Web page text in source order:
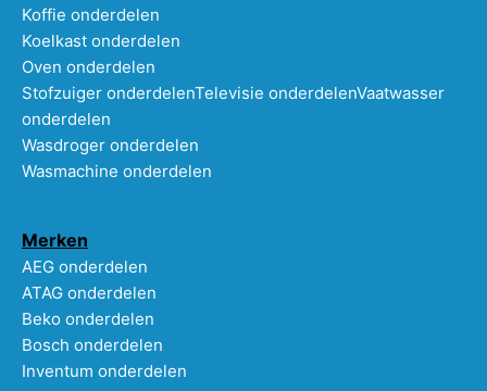
Koffie onderdelen
Koelkast onderdelen
Oven onderdelen
Stofzuiger onderdelenTelevisie onderdelenVaatwasser
onderdelen
Wasdroger onderdelen
Wasmachine onderdelen
Merken
AEG onderdelen
ATAG onderdelen
Beko onderdelen
Bosch onderdelen
Inventum onderdelen